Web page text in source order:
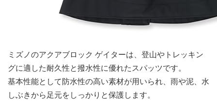
ミズノのアクアブロック ゲイターは、登山やトレッキン
グに適した耐久性と撥水性に優れたスパッツです。
基本性能として防水性の高い素材が用いられ、雨や泥、水
しぶきから足元をしっかりと保護します。